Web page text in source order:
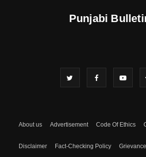
Punjabi
About us Advertisement Code Of Ethics
Disclaimer Fact-Checking Policy Grievance